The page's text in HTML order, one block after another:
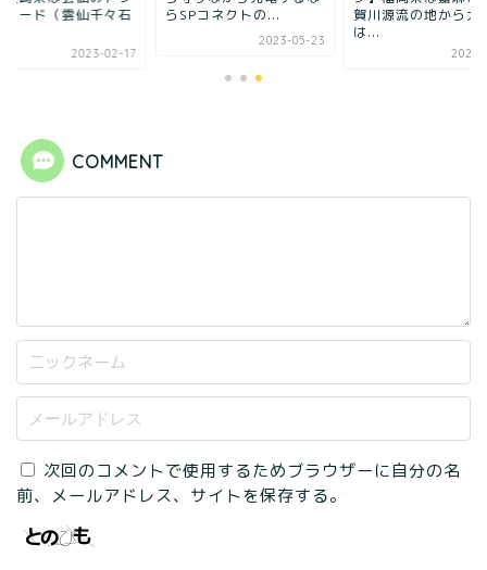
コネクトの...
賀川源流の地から大分県
ゴンロード（雲仙千
線...
2023-
COMMENT
次回のコメントで使用するためブラウザーに自分の名
前、メールアドレス、サイトを保存する。